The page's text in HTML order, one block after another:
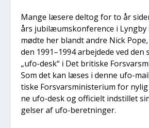
Man­ge læse­re delt­og for to år siden
års jubilæum­s­kon­fe­ren­ce i
mød­te her blandt andre Nick
den 1991–1994 arbej­de­de ved den
„ufo-desk“ i Det bri­ti­ske
Som det kan læses i den­ne ufo-
ti­ske For­svars­mi­ni­ste­ri­um for
ne ufo-desk og offi­ci­elt indstil­let
gel­ser af ufo-beret­nin­ger.